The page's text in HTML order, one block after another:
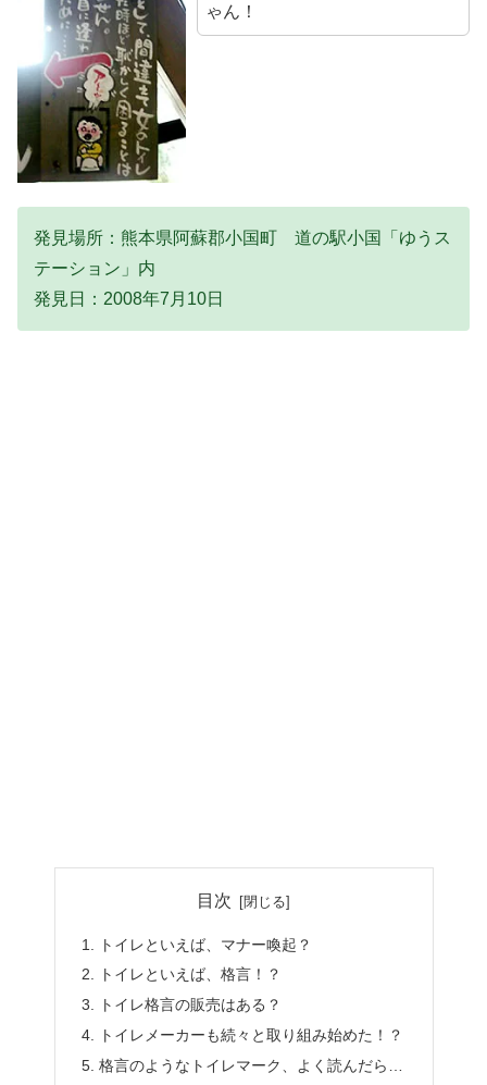
ゃん！
発見場所：熊本県阿蘇郡小国町 道の駅小国「ゆうス
テーション」内
発見日：2008年7月10日
目次
トイレといえば、マナー喚起？
トイレといえば、格言！？
トイレ格言の販売はある？
トイレメーカーも続々と取り組み始めた！？
格言のようなトイレマーク、よく読んだら…